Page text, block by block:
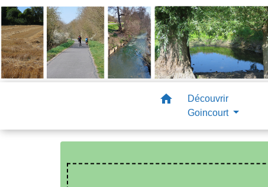
home
Découvrir
Goincourt